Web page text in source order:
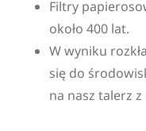
Filtry
około 400 lat.
W wyniku
się do
na nasz talerz